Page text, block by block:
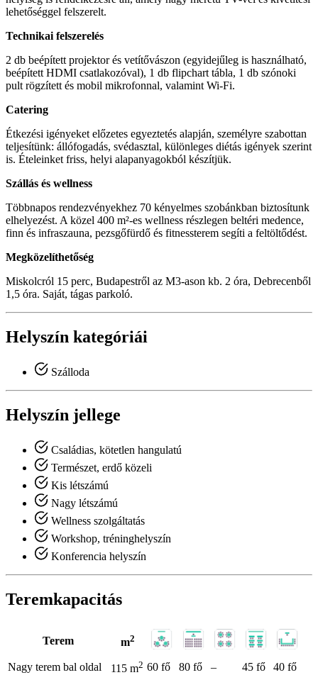
lehetőséggel felszerelt.
Technikai felszerelés
2 db beépített projektor és vetítővászon (egyidejűleg is használható,
beépített HDMI csatlakozóval), 1 db flipchart tábla, 1 db szónoki
pult rögzített és mobil mikrofonnal, valamint Wi-Fi.
Catering
Étkezési igényeket előzetes egyeztetés alapján, személyre szabottan
teljesítünk: állófogadás, svédasztal, különleges diétás igények szerint
is. Ételeinket friss, helyi alapanyagokból készítjük.
Szállás és wellness
Többnapos rendezvényekhez 70 kényelmes szobánkban biztosítunk
elhelyezést. A közel 400 m²-es wellness részlegen beltéri medence,
finn és infraszauna, pezsgőfürdő és fitnessterem segíti a feltöltődést.
Megközelíthetőség
Miskolcról 15 perc, Budapestről az M3-ason kb. 2 óra, Debrecenből
1,5 óra. Saját, tágas parkoló.
Helyszín kategóriái
Szálloda
Helyszín jellege
Családias, kötetlen hangulatú
Természet, erdő közeli
Kis létszámú
Nagy létszámú
Wellness szolgáltatás
Workshop, tréninghelyszín
Konferencia helyszín
Teremkapacitás
Terem m2
Nagy terem bal oldal 115 m2 60 fő 80 fő – 45 fő
40 fő